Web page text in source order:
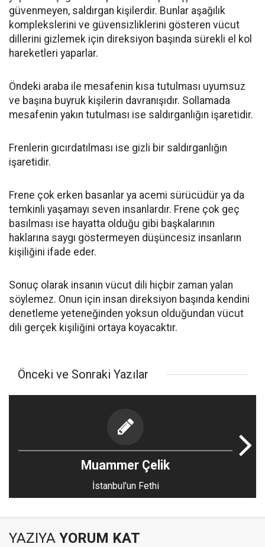
güvenmeyen, saldırgan kişilerdir. Bunlar aşağılık
komplekslerini ve güvensizliklerini gösteren vücut
dillerini gizlemek için direksiyon başında sürekli el kol
hareketleri yaparlar.
Öndeki araba ile mesafenin kısa tutulması uyumsuz
ve başına buyruk kişilerin davranışıdır. Sollamada
mesafenin yakın tutulması ise saldırganlığın işaretidir.
Frenlerin gıcırdatılması ise gizli bir saldırganlığın
işaretidir.
Frene çok erken basanlar ya acemi sürücüdür ya da
temkinli yaşamayı seven insanlardır. Frene çok geç
basılması ise hayatta olduğu gibi başkalarının
haklarına saygı göstermeyen düşüncesiz insanların
kişiliğini ifade eder.
Sonuç olarak insanın vücut dili hiçbir zaman yalan
söylemez. Onun için insan direksiyon başında kendini
denetleme yeteneğinden yoksun olduğundan vücut
dili gerçek kişiliğini ortaya koyacaktır.
Önceki ve Sonraki Yazılar
Muammer Çelik
İstanbul'un Fethi
YAZIYA YORUM KAT